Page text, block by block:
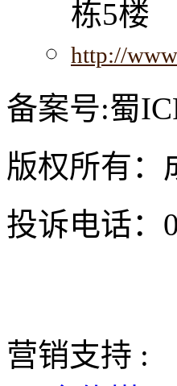
栋5楼
http://
备案号:蜀
版权所有：
投诉电话：
营销支持 :